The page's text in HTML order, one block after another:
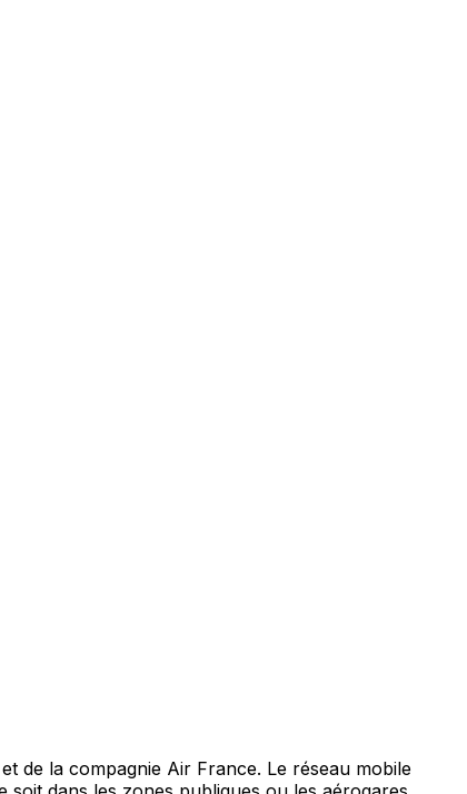
de la compagnie Air France. Le réseau mobile